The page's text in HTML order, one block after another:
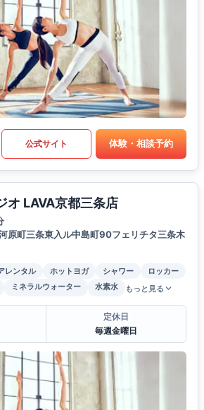
公式サイト 体験・相談予約
オ LAVA京都三条店
原町三条東入ル中島町90フェリチタ三条木
レンタル ホットヨガ シャワー
ロッカー
ミネラルウォーター 水素水 もっと見る
定休日
毎週金曜日